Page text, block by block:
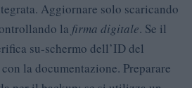
Aggiornare solo scaricando
la firma digitale. Se il
su-schermo dell’ID del
la documentazione. Preparare